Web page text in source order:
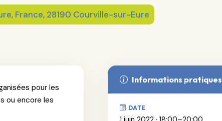
France, 28190 Courville-sur-Eure
pour les
ou encore les
Informations pratiques
DATE